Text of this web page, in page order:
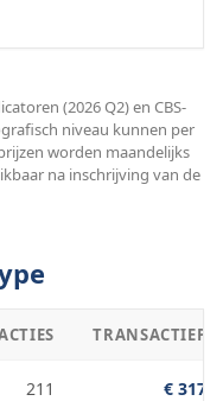
(2026 Q2) en CBS-
niveau kunnen per
worden maandelijks
na inschrijving van de
211 €